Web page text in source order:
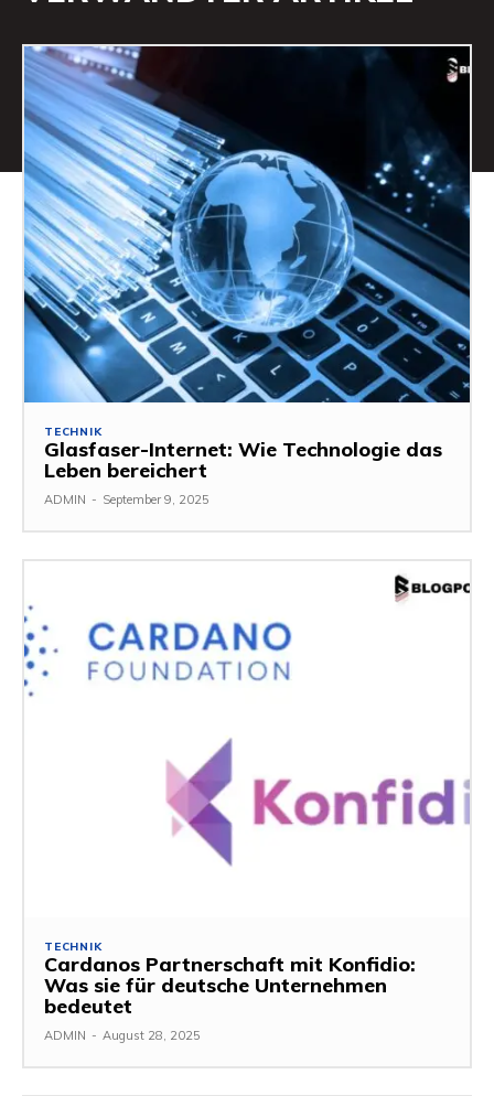
TECHNIK
Glasfaser-Internet: Wie Technologie das
Leben bereichert
ADMIN - September 9, 2025
TECHNIK
Cardanos Partnerschaft mit Konfidio:
Was sie für deutsche Unternehmen
bedeutet
ADMIN - August 28, 2025